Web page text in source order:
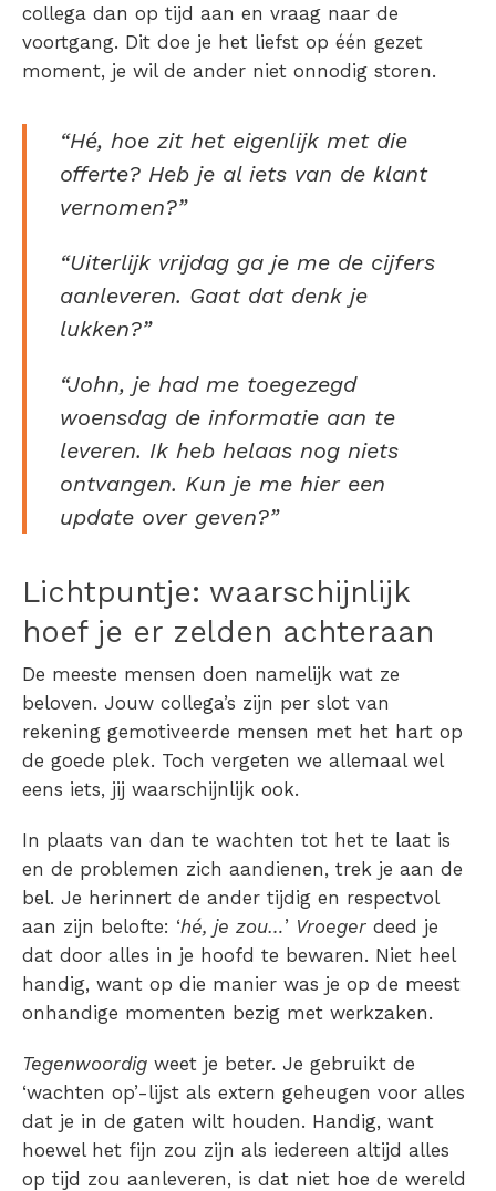
collega dan op tijd aan en vraag naar de
voortgang. Dit doe je het liefst op één gezet
moment, je wil de ander niet onnodig storen.
“Hé, hoe zit het eigenlijk met die
offerte? Heb je al iets van de klant
vernomen?”
“Uiterlijk vrijdag ga je me de cijfers
aanleveren. Gaat dat denk je
lukken?”
“John, je had me toegezegd
woensdag de informatie aan te
leveren. Ik heb helaas nog niets
ontvangen. Kun je me hier een
update over geven?”
Lichtpuntje: waarschijnlijk
hoef je er zelden achteraan
De meeste mensen doen namelijk wat ze
beloven. Jouw collega’s zijn per slot van
rekening gemotiveerde mensen met het hart op
de goede plek. Toch vergeten we allemaal wel
eens iets, jij waarschijnlijk ook.
In plaats van dan te wachten tot het te laat is
en de problemen zich aandienen, trek je aan de
bel. Je herinnert de ander tijdig en respectvol
aan zijn belofte: ‘hé, je zou…’ Vroeger deed je
dat door alles in je hoofd te bewaren. Niet heel
handig, want op die manier was je op de meest
onhandige momenten bezig met werkzaken.
Tegenwoordig weet je beter. Je gebruikt de
‘wachten op’-lijst als extern geheugen voor alles
dat je in de gaten wilt houden. Handig, want
hoewel het fijn zou zijn als iedereen altijd alles
op tijd zou aanleveren, is dat niet hoe de wereld